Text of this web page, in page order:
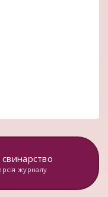
журналу